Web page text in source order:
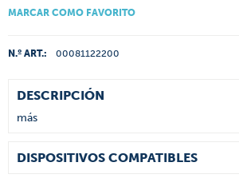
MARCAR COMO FAVORITO
N.º ART.: 00081122200
DESCRIPCIÓN
más
DISPOSITIVOS COMPATIBLES